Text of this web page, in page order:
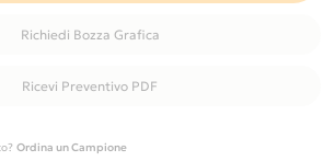
Richiedi Bozza Grafica
Ricevi Preventivo PDF
Ordina un Campione